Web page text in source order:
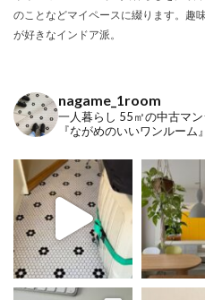
のことなどマイペースに綴ります。趣
が好きなインドア派。
nagame_1room
一人暮らし 55㎡の中古マ
『ながめのいいワンルーム』